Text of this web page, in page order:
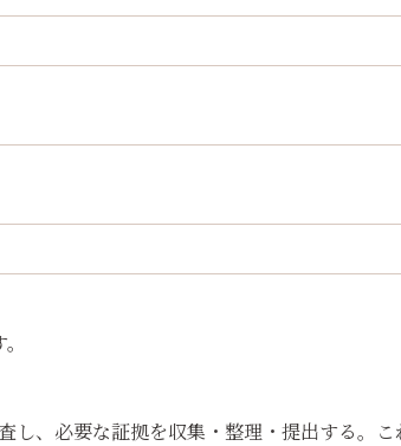
し、必要な証拠を収集・整理・提出する。